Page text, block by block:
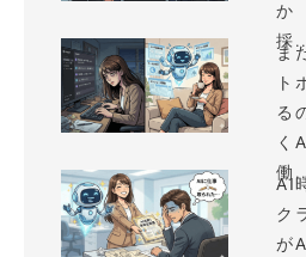
か
採
ま
ト
る
く
働
AI
ク
が